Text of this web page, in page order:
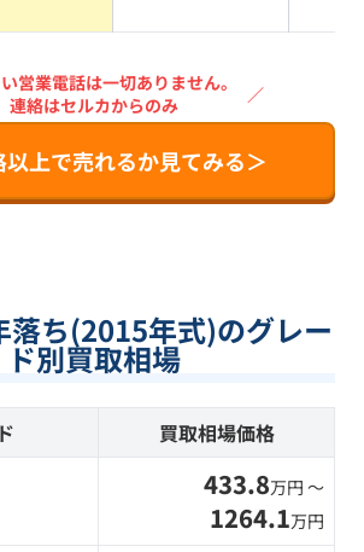
営業電話は一切ありません。
連絡はセルカからのみ
／
以上で売れるか見てみる＞
落ち(2015年式)のグレー
ド別買取相場
買取相場価格
433.8万円 〜
1264.1万円